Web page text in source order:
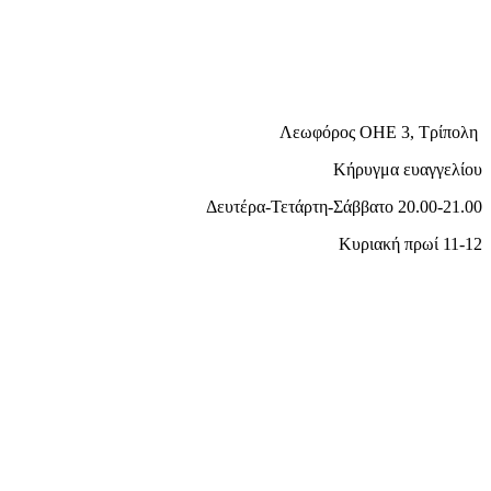
Λεωφόρος ΟΗΕ 3, Τρίπολη
Κήρυγμα ευαγγελίου
Δευτέρα-Τετάρτη-Σάββατο 20.00-21.00
Κυριακή πρωί 11-12